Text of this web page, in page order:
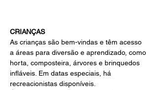
CRIANÇAS
As crianças são bem-vindas e têm acesso
a áreas para diversão e aprendizado, como
horta, composteira, árvores e brinquedos
infláveis. Em datas especiais, há
recreacionistas disponíveis.